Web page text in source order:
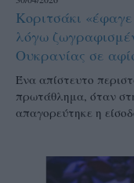
Κοριτσάκι
λόγω
Ουκρανίας σε
Ένα απίστευτο
πρωτάθλημα, όταν
απαγορεύτηκε η